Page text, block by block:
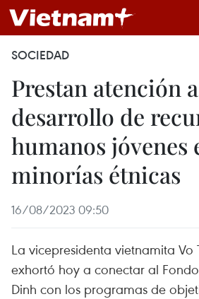
SOCIEDAD
Prestan atención a
desarrollo de
humanos jóvenes
minorías étnicas
16/08/2023 09:50
La vicepresidenta vietnamita Vo
exhortó hoy a conectar al
Dinh con los programas de